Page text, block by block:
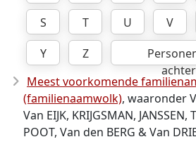
S
T U V
Y
Z
Meest voorkomende
(familienaamwolk), waaronder
Van EIJK, KRIJGSMAN, JANSSEN,
POOT, Van den BERG & Van